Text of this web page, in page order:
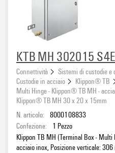
KTB MH 302015
Connettività
Sistemi di custodie e
Custodie in acciaio
Klippon® TB
Multi Hinge - Klippon® TB MH -
Klippon® TB MH 30 x 20 x 15mm
N. articolo: 8000108833
Confezione:
1 Pezzo
Klippon TB MH (Terminal Box - Multi
acciaio inox, Posizione verticale: